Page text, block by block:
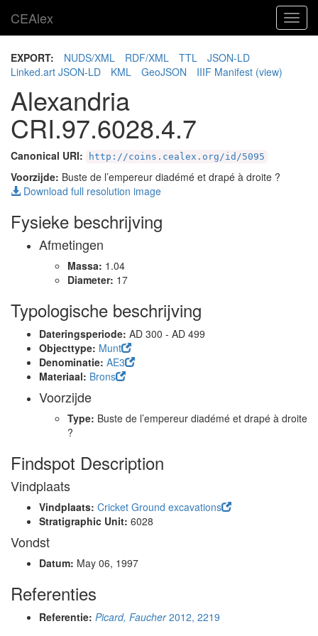
CEAlex
EXPORT: NUDS/XML RDF/XML TTL
JSON-LD
Linked.art JSON-LD
KML GeoJSON IIIF Manifest (view)
Alexandria
CRI.97.6028.4.7
Canonical URI: http://coins.cealex.org/id/5095
Voorzijde: Buste de l’empereur diadémé et drapé à droite ?
Download full resolution image
Fysieke beschrijving
Afmetingen
Massa: 1.04
Diameter: 17
Typologische beschrijving
Dateringsperiode: AD 300 - AD 499
Objecttype: Munt
Denominatie: AE3
Materiaal: Brons
Voorzijde
Type: Buste de l’empereur diadémé et drapé à droite
?
Findspot Description
Vindplaats
Vindplaats: Cricket Ground excavations
Stratigraphic Unit: 6028
Vondst
Datum: May 06, 1997
Referenties
Referentie: Picard, Faucher2012, 2219